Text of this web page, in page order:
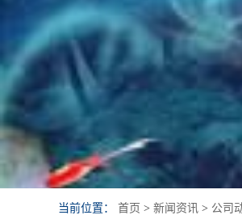
当前位置： 首页 > 新闻资讯 > 公司